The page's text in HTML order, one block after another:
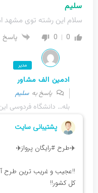
سلیم
سلام این رشته توی مشهد
0
0 پاسخ
مدیر
ادمین الف مشاور
پاسخ بهسلیم
بله… دانشگاه فردوسی
این رشته توی ایران در امد